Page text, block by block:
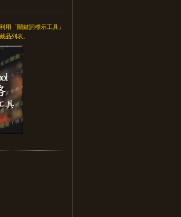
用「關鍵詞標示工具」
品列表。